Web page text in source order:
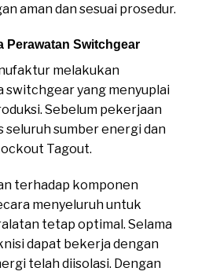
aman dan sesuai prosedur.
Perawatan Switchgear
melakukan
switchgear yang menyuplai
Sebelum pekerjaan
seluruh sumber energi dan
Tagout.
terhadap komponen
menyeluruh untuk
tetap optimal. Selama
dapat bekerja dengan
telah diisolasi. Dengan